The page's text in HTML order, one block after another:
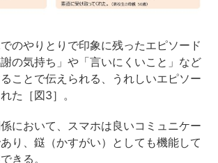
のやりとりで印象に残ったエピソード
の気持ち」や「言いにくいこと」など
ことで伝えられる、うれしいエピソー
た［図3］。
において、スマホは良いコミュニケー
り、鎹（かすがい）としても機能して
きる。